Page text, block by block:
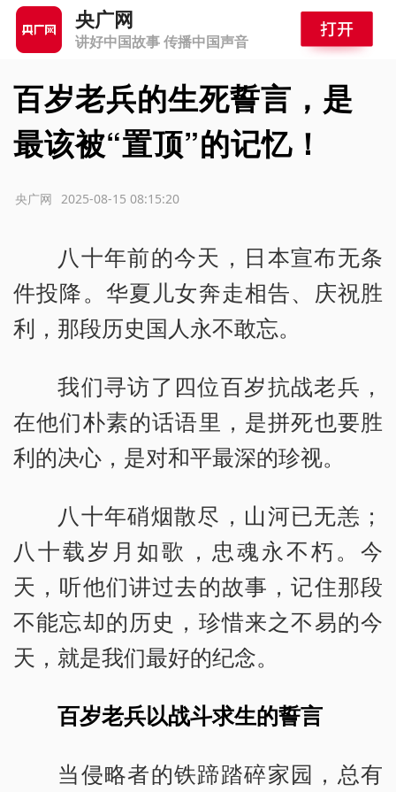
央广网
讲好中国故事 传播中国声音
百岁老兵的生死誓言，是
最该被“置顶”的记忆！
2025-08-15 08:15:20
央广网
八十年前的今天，日本宣布无条
件投降。华夏儿女奔走相告、庆祝胜
利，那段历史国人永不敢忘。
我们寻访了四位百岁抗战老兵，
在他们朴素的话语里，是拼死也要胜
利的决心，是对和平最深的珍视。
八十年硝烟散尽，山河已无恙；
八十载岁月如歌，忠魂永不朽。今
天，听他们讲过去的故事，记住那段
不能忘却的历史，珍惜来之不易的今
天，就是我们最好的纪念。
百岁老兵以战斗求生的誓言
当侵略者的铁蹄踏碎家园，总有